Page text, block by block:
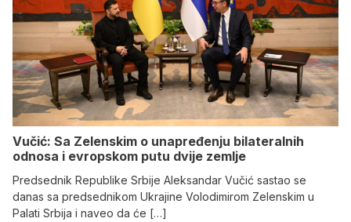
Vučić: Sa Zelenskim o unapređenju bilateralnih
odnosa i evropskom putu dvije zemlje
Predsednik Republike Srbije Aleksandar Vučić sastao se
danas sa predsednikom Ukrajine Volodimirom Zelenskim u
Palati Srbija i naveo da će […]